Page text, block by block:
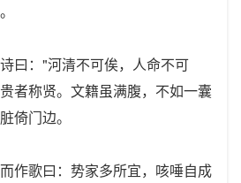
："河清不可俟，人命不可
者称贤。文籍虽满腹，不如一囊
倚门边。
歌曰：势家多所宜，咳唾自成